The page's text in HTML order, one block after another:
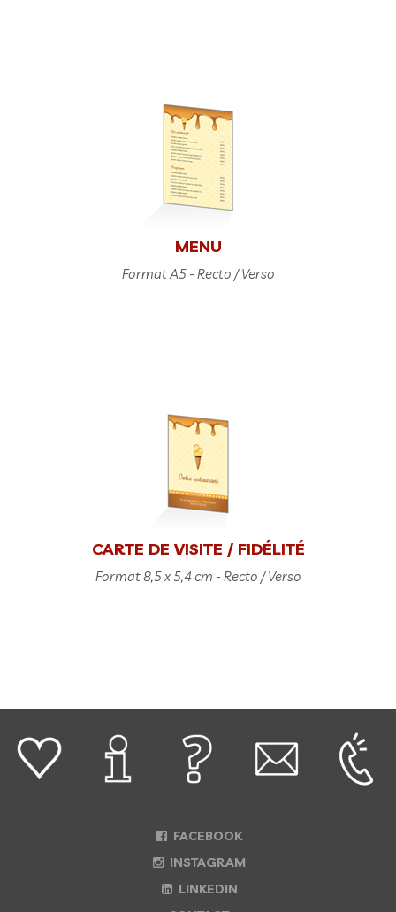
MENU
Format A5 - Recto / Verso
CARTE DE VISITE / FIDÉLITÉ
Format 8,5 x 5,4 cm - Recto / Verso
FACEBOOK
INSTAGRAM
LINKEDIN